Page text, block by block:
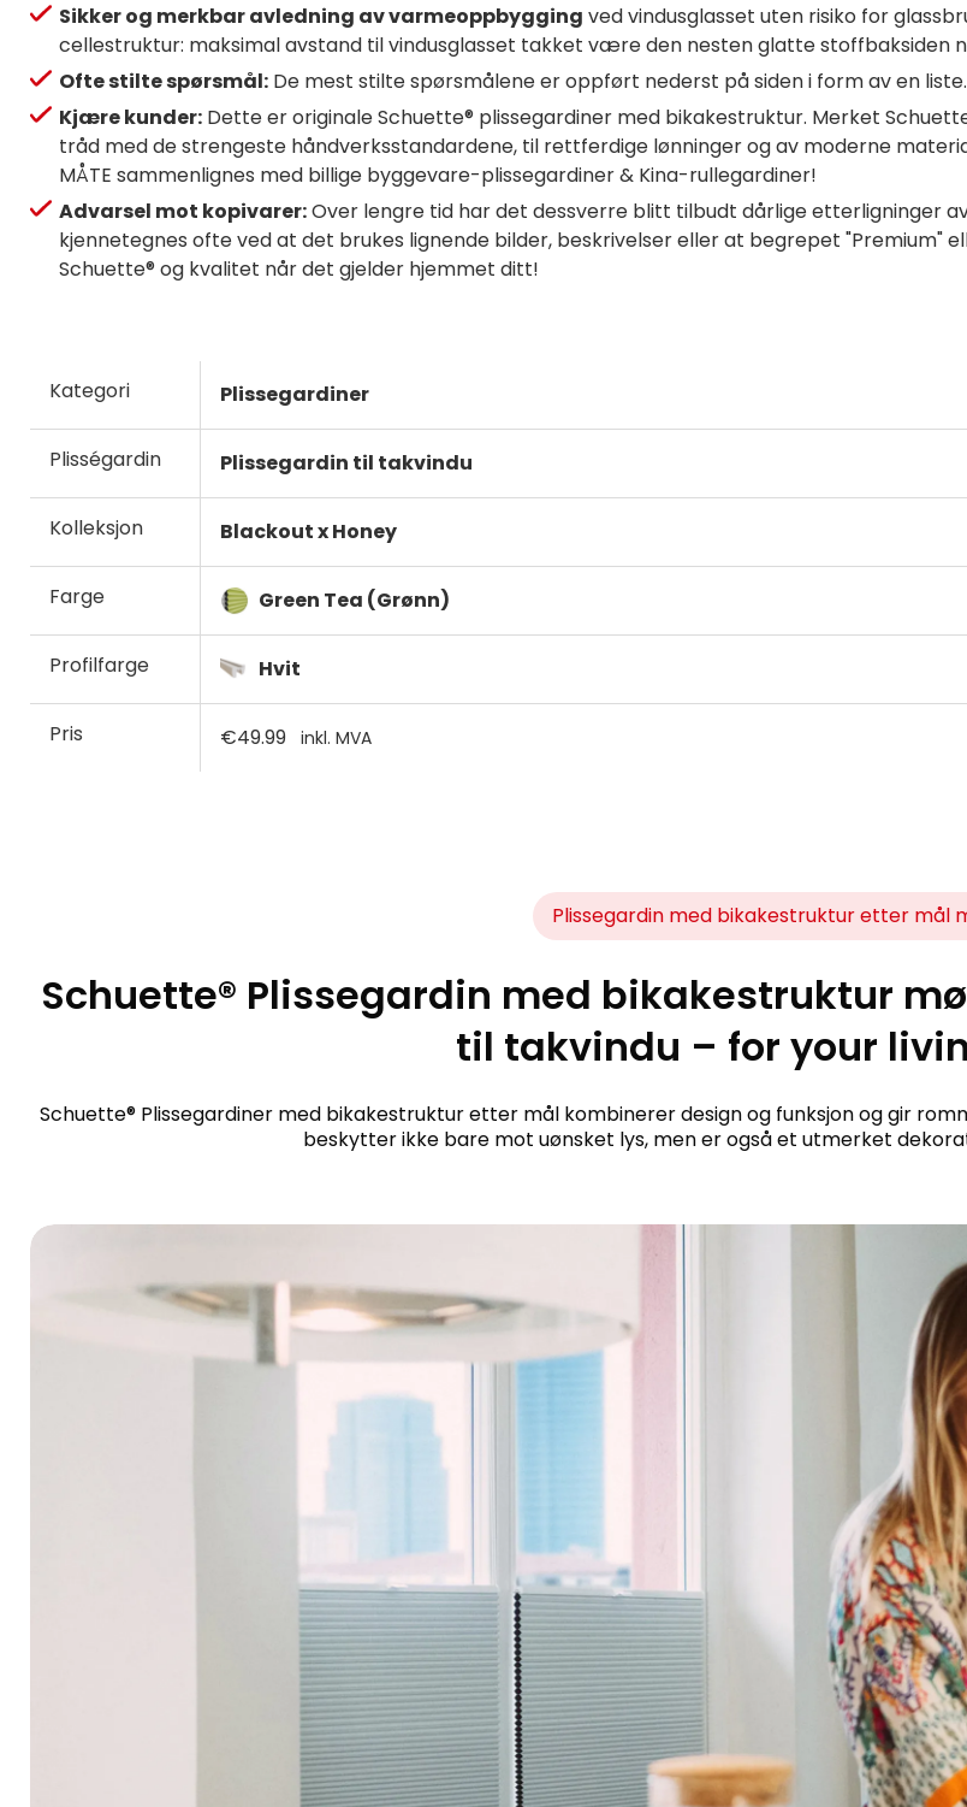
Sikker og merkbar avledning av varmeoppbygging ved vindusglasset uten risiko for
cellestruktur: maksimal avstand til vindusglasset takket være den nesten glatte
Ofte stilte spørsmål: De mest stilte spørsmålene er oppført nederst på siden i form av en liste.
Kjære kunder: Dette er originale Schuette® plissegardiner med bikakestruktur. Merket
tråd med de strengeste håndverksstandardene, til rettferdige lønninger og av moderne
MÅTE sammenlignes med billige byggevare-plissegardiner & Kina-rullegardiner!
Advarsel mot kopivarer:Over lengre tid har det dessverre blitt tilbudt dårlige etterligninger
kjennetegnes ofte ved at det brukes lignende bilder, beskrivelser eller at begrepet "Premium"
Schuette® og kvalitet når det gjelder hjemmet ditt!
Kategori Plissegardiner
Plisségardin Plissegardin til takvindu
Kolleksjon Blackout x Honey
Farge Green Tea (Grønn)
Profilfarge Hvit
Pris €49.99 inkl. MVA
Plissegardin med bikakestruktur etter mål
Schuette® Plissegardin med bikakestruktur
til takvindu – for your
Schuette® Plissegardiner med bikakestruktur etter mål kombinerer design og funksjon og gir
beskytter ikke bare mot uønsket lys, men er også et utmerket